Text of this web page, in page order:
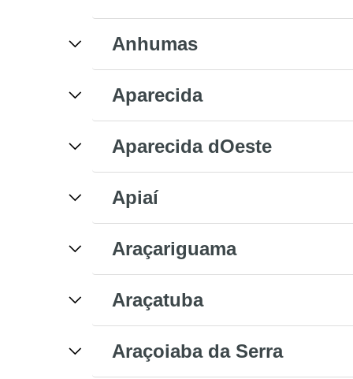
Anhumas
Aparecida
Aparecida dOeste
Apiaí
Araçariguama
Araçatuba
Araçoiaba da Serra